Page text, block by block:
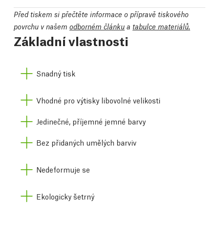
Před tiskem si přečtěte informace o přípravě tiskového
povrchu v našem odborném článku a tabulce materiálů.
Základní vlastnosti
Snadný tisk
Vhodné pro výtisky libovolné velikosti
Jedinečné, příjemné jemné barvy
Bez přidaných umělých barviv
Nedeformuje se
Ekologicky šetrný